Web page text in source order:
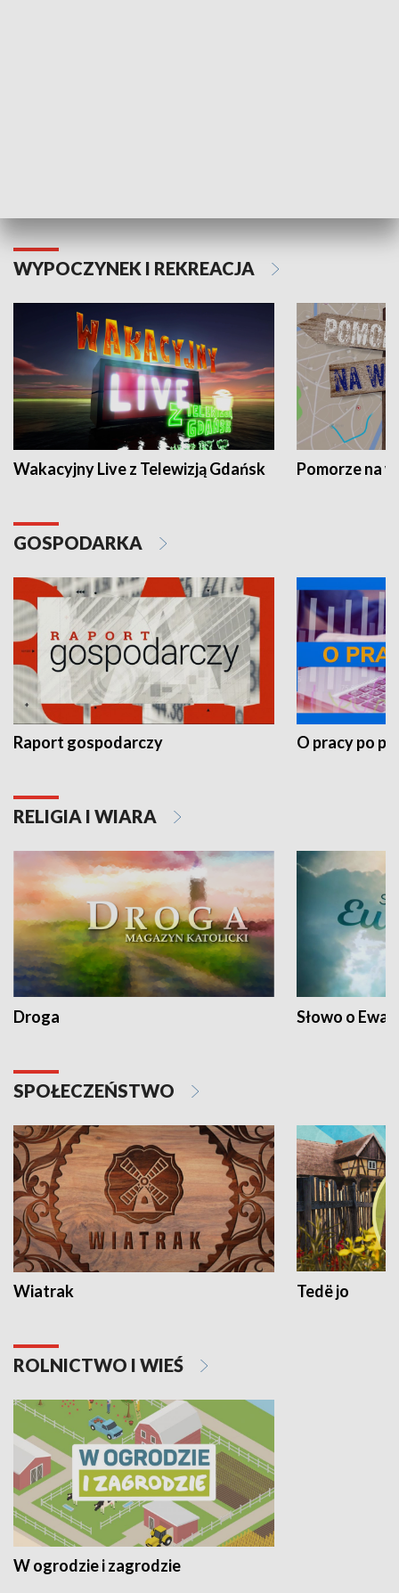
WYPOCZYNEK I REKREACJA
Wakacyjny Live z Telewizją Gdańsk Pomorze na
GOSPODARKA
Raport gospodarczy O pracy po
RELIGIA I WIARA
Droga Słowo o
SPOŁECZEŃSTWO
Wiatrak Tedë jo
ROLNICTWO I WIEŚ
W ogrodzie i zagrodzie